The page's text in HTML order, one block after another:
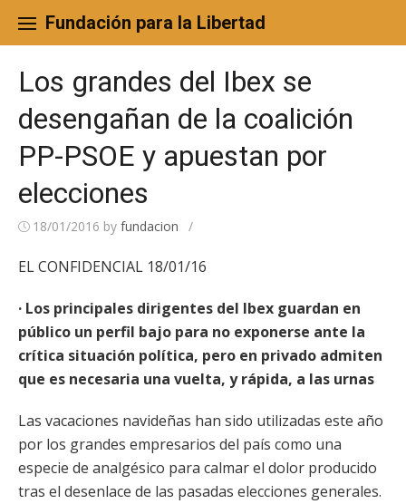
content
Fundación para la Libertad
Los grandes del Ibex se
desengañan de la coalición
PP-PSOE y apuestan por
elecciones
18/01/2016 by fundacion /
EL CONFIDENCIAL 18/01/16
· Los principales dirigentes del Ibex guardan en
público un perfil bajo para no exponerse ante la
crítica situación política, pero en privado admiten
que es necesaria una vuelta, y rápida, a las urnas
Las vacaciones navideñas han sido utilizadas este año
por los grandes empresarios del país como una
especie de analgésico para calmar el dolor producido
tras el desenlace de las pasadas elecciones generales.